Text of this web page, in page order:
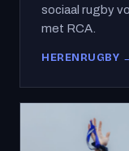
sociaal rugby
met RCA.
HERENRUGBY